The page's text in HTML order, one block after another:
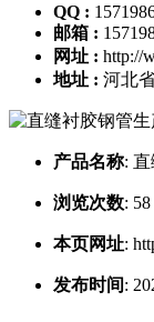
QQ :
邮箱 :
网址 : http://
地址 : 河北
产品名称: 直
浏览次数: 58
本页网址:
发布时间: